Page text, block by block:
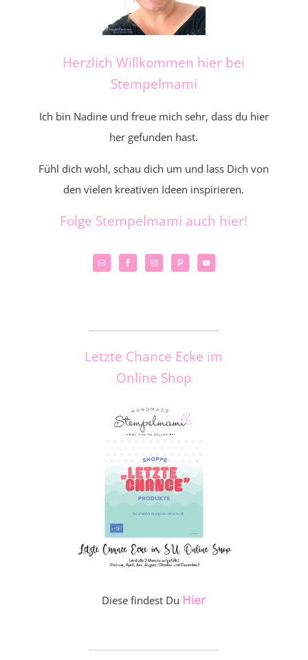
Herzlich Willkommen hier bei
Stempelmami
Ich bin Nadine und freue mich sehr, dass du hier
her gefunden hast.
Fühl dich wohl, schau dich um und lass Dich von
den vielen kreativen Ideen inspirieren.
Folge Stempelmami auch hier!
Letzte Chance Ecke im
Online Shop
Diese findest Du Hier